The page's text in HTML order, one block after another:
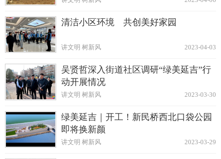
清洁小区环境 共创美好家园
2023-04-03
讲文明 树新风
吴贤哲深入街道社区调研“绿美延吉”行
动开展情况
2023-03-30
讲文明 树新风
绿美延吉｜开工！新民桥西北口袋公园
即将换新颜
2023-03-29
讲文明 树新风